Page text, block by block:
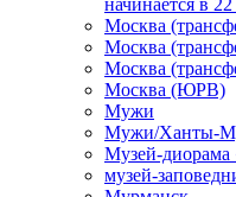
начинается в 22
Москва
Москва
Москва
Москва (ЮРВ)
Мужи
Мужи/Ханты-
Музей-диорама
музей-